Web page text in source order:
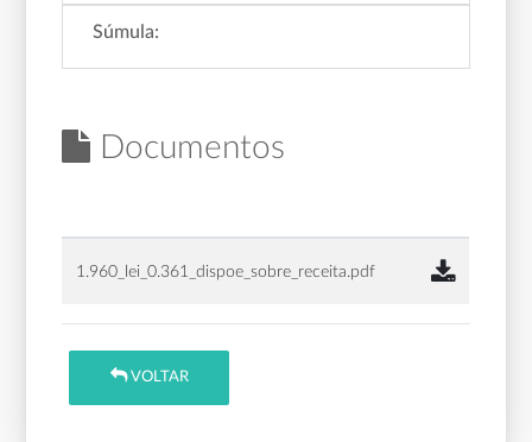
Súmula:
Documentos
1.960_lei_0.361_dispoe_sobre_receita.pdf
VOLTAR